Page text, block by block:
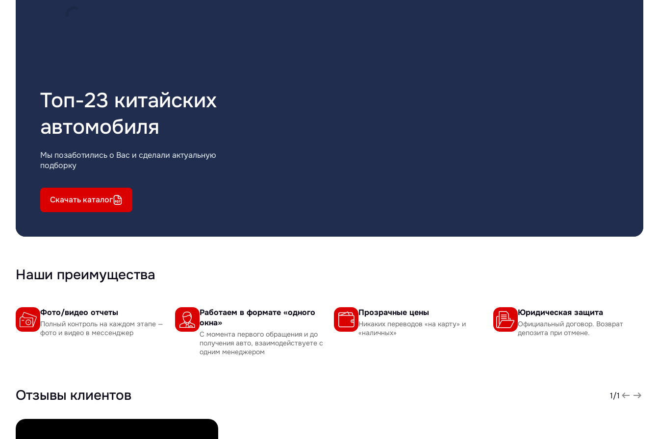
Топ-23 китайских
автомобиля
Мы позаботились о Вас и сделали актуальную
подборку
Скачать каталог
Наши преимущества
Фото/видео отчеты
Полный контроль на каждом этапе —
фото и видео в мессенджер
Работаем в формате «одного
окна»
С момента первого обращения и до
получения авто, взаимодействуете с
одним менеджером
Прозрачные цены
Никаких переводов «на карту» и
«наличных»
Юридическая защита
Официальный договор. Возврат
депозита при отмене.
Отзывы клиентов 1/1